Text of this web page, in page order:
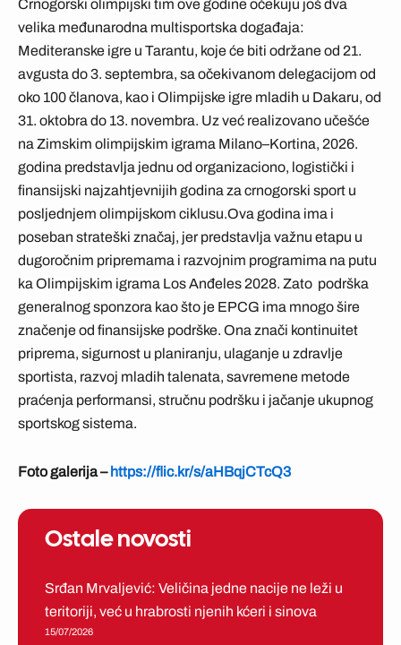
Crnogorski olimpijski tim ove godine očekuju još dva
velika međunarodna multisportska događaja:
Mediteranske igre u Tarantu, koje će biti održane od 21.
avgusta do 3. septembra, sa očekivanom delegacijom od
oko 100 članova, kao i Olimpijske igre mladih u Dakaru, od
31. oktobra do 13. novembra. Uz već realizovano učešće
na Zimskim olimpijskim igrama Milano–Kortina, 2026.
godina predstavlja jednu od organizaciono, logistički i
finansijski najzahtjevnijih godina za crnogorski sport u
posljednjem olimpijskom ciklusu.Ova godina ima i
poseban strateški značaj, jer predstavlja važnu etapu u
dugoročnim pripremama i razvojnim programima na putu
ka Olimpijskim igrama Los Anđeles 2028. Zato podrška
generalnog sponzora kao što je EPCG ima mnogo šire
značenje od finansijske podrške. Ona znači kontinuitet
priprema, sigurnost u planiranju, ulaganje u zdravlje
sportista, razvoj mladih talenata, savremene metode
praćenja performansi, stručnu podršku i jačanje ukupnog
sportskog sistema.
Foto galerija – https://flic.kr/s/aHBqjCTcQ3
Ostale novosti
Srđan Mrvaljević: Veličina jedne nacije ne leži u
teritoriji, već u hrabrosti njenih kćeri i sinova
15/07/2026